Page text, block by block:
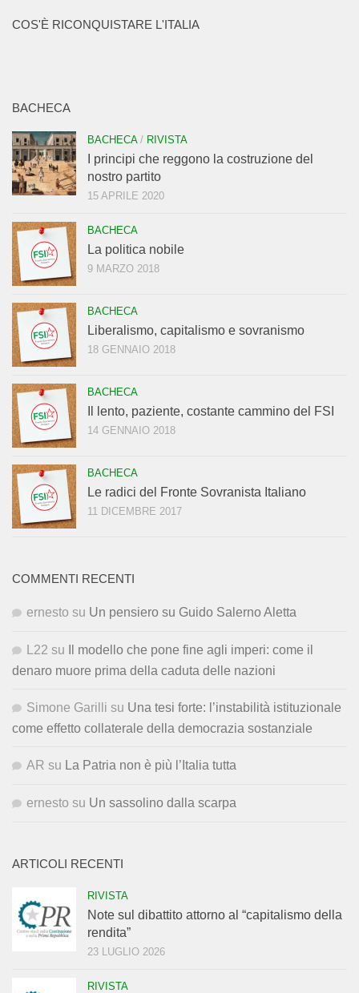
COS'È RICONQUISTARE L'ITALIA
BACHECA
BACHECA/ RIVISTA
I principi che reggono la costruzione del
nostro partito
15 APRILE 2020
BACHECA
La politica nobile
9 MARZO 2018
BACHECA
Liberalismo, capitalismo e sovranismo
18 GENNAIO 2018
BACHECA
Il lento, paziente, costante cammino del FSI
14 GENNAIO 2018
BACHECA
Le radici del Fronte Sovranista Italiano
11 DICEMBRE 2017
COMMENTI RECENTI
ernesto su Un pensiero su Guido Salerno Aletta
L22 su
Il modello che pone fine agli imperi: come il
denaro muore prima della caduta delle nazioni
Simone Garilli su Una tesi forte: l’instabilità istituzionale
come effetto collaterale della democrazia sostanziale
AR su La Patria non è più l’Italia tutta
ernesto su Un sassolino dalla scarpa
ARTICOLI RECENTI
RIVISTA
Note sul dibattito attorno al “capitalismo della
rendita”
23 LUGLIO 2026
RIVISTA